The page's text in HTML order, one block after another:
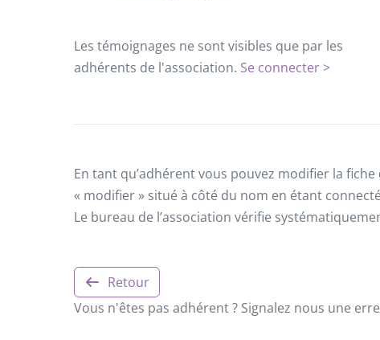
Les témoignages ne sont visibles que par les
adhérents de l'association. Se connecter >
En tant qu’adhérent vous pouvez modifier la
« modifier » situé à côté du nom en étant
Le bureau de l’association vérifie
Retour
Vous n'êtes pas adhérent ? Signalez nous une